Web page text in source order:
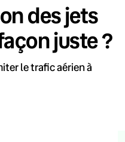
des jets
juste ?
le trafic aérien à